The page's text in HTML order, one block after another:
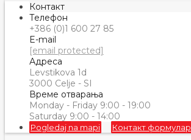
Контакт
Телефон
+386 (0)1 600 27 85
E-mail
[email protected]
Адреса
Levstikova 1d
3000 Celje - SI
Време отварања
Monday - Friday 9:00 - 19:00
Saturday 9:00 - 14:00
Pogledaj na mapi Контакт формулар